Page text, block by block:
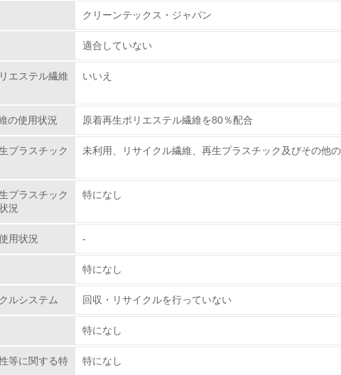
っている
クリーンテックス・ジャパン
適合していない
エステル繊維
いいえ
の使用状況 原着再生ポリエステル繊維を80％配合
プラスチック
未利用、リサイクル繊維、再生プラスチック及びその他
プラスチック
況
特になし
用状況 -
特になし
ルシステム 回収・リサイクルを行っていない
特になし
等に関する特
特になし